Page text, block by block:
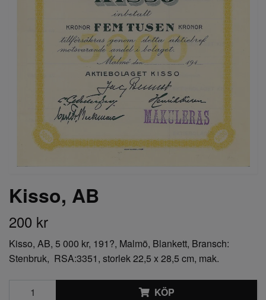
Kisso, AB
200 kr
Kisso, AB, 5 000 kr, 191?, Malmö, Blankett, Bransch:
Stenbruk, RSA:3351, storlek 22,5 x 28,5 cm, mak.
KÖP